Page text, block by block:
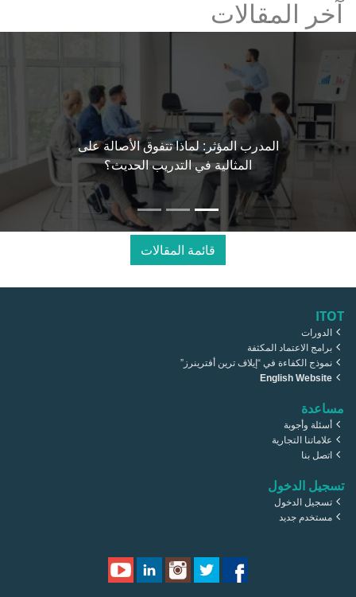
آخر المقالات
المدرب المؤثر: لماذا تتفوق الأصالة على
المثالية في التدريب الحديث؟
قائمة المقالات
ITOT
الدورات
برامج الاعتماد المكثفة
نموذج الكفاءة في “إيلاف ترين أفترينرز”
English Website
مساعدة
أسئلة وأجوبة
علاماتنا التجارية
اتصل بنا
تسجيل الدخول
تسجيل الدخول
مستخدم جديد